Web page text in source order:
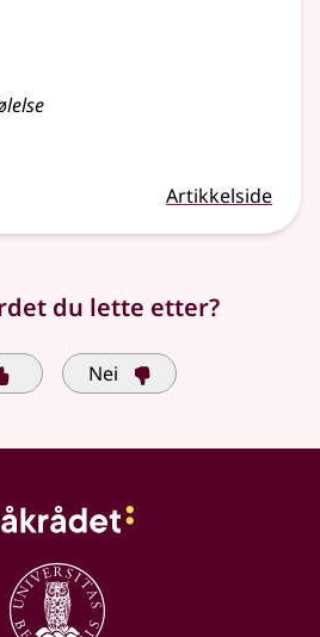
Artikkelside
du lette etter?
Nei